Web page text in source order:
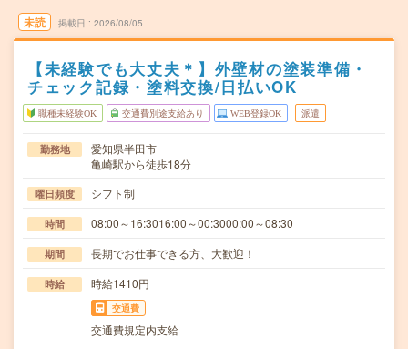
未読 掲載日 2026/08/05
【未経験でも大丈夫＊】外壁材の塗装準備・
チェック記録・塗料交換/日払いOK
職種未経験OK 交通費別途支給あり WEB登録OK 派遣
勤務地
愛知県半田市
亀崎駅から徒歩18分
曜日頻度 シフト制
時間 08:00～16:3016:00～00:3000:00～08:30
期間 長期でお仕事できる方、大歓迎！
時給 時給1410円
交通費
交通費規定内支給